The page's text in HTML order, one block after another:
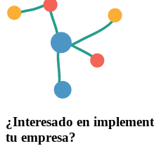
¿Interesado en
tu empresa?